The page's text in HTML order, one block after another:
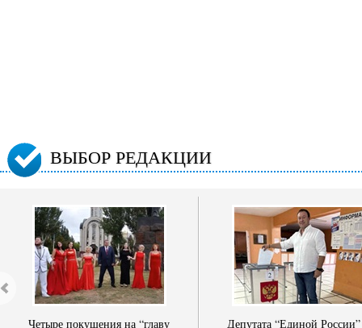
ВЫБОР РЕДАКЦИИ
Четыре покушения на “главу
Депутата “Единой